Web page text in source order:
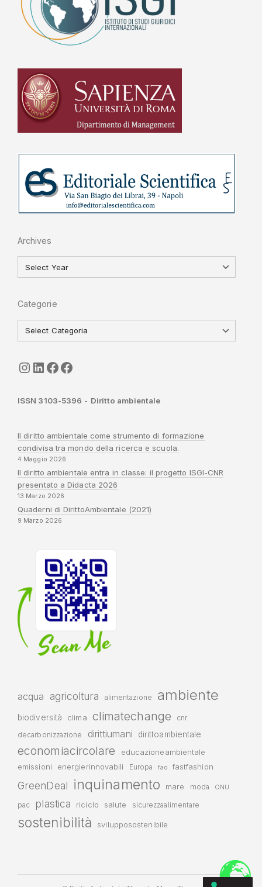
Archives
Categorie
seguici
LinkedIn
ISGI-CNRSapienza
ISSN 3103-5396 - Diritto ambientale
Il diritto ambientale come strumento di formazione
condivisa tra mondo della ricerca e scuola.
4 Maggio 2026
Il diritto ambientale entra in classe: il progetto ISGI-CNR
presentato a Didacta 2026
13 Marzo 2026
Quaderni di DirittoAmbientale (2021)
9 Marzo 2026
acqua agricoltura alimentazione ambiente
biodiversità clima climatechange cnr
decarbonizzazione dirittiumani dirittoambientale
economiacircolare
educazioneambientale
emissioni
energierinnovabili Europa fao fastfashion
GreenDeal inquinamento mare moda ONU
pac plastica riciclo salute sicurezzaalimentare
sostenibilità svilupposostenibile